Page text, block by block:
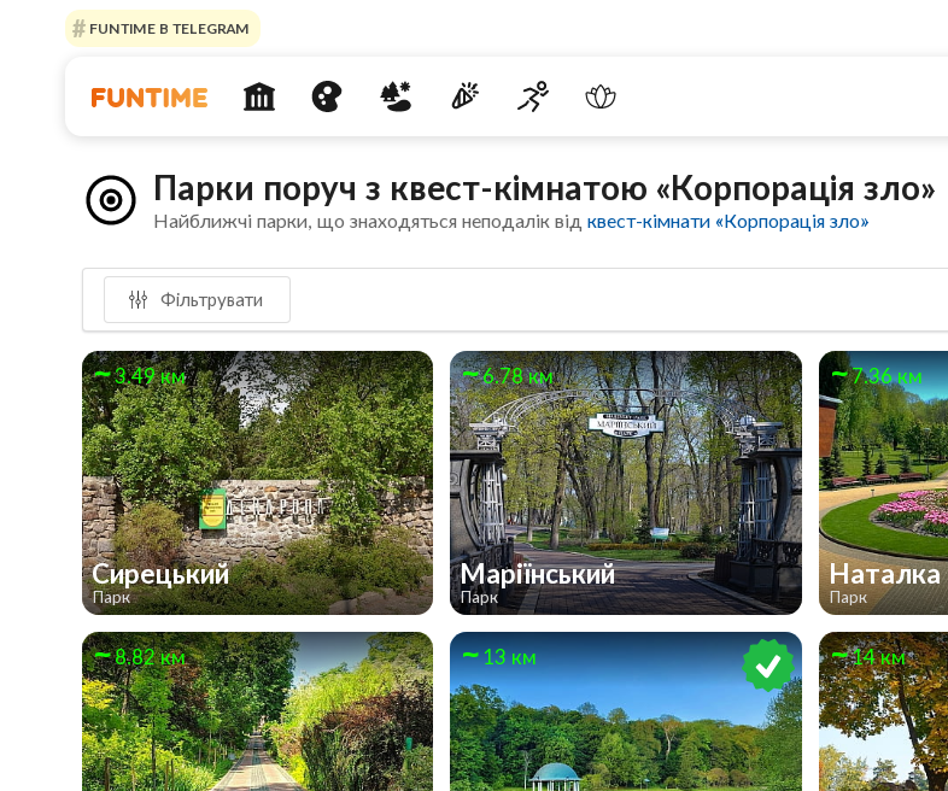
FUNTIME В TELEGRAM
Парки поруч з квест-кімнатою «Корпорація зло»
Найближчі парки, що знаходяться неподалік відквест-кімнати «Корпорація зло»
Фільтрувати
3.49 км
Сирецький
Парк
6.78 км
Маріїнський
Парк
7.36 км
Наталка
Парк
8.82 км 13 км 14 км